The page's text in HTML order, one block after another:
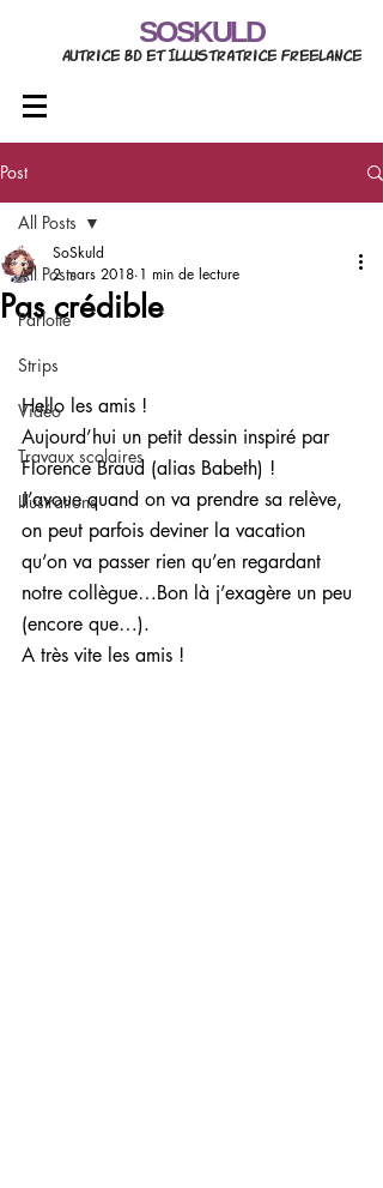
SOSKULD
Autrice BD et Illustratrice freelance
Post
All Posts
Parlotte
Strips
Vidéo
Travaux scolaires
Illustrations
All Posts
Pas crédible
SoSkuld
2 mars 2018 1 min de lecture
Hello les amis !
Aujourd’hui un petit dessin inspiré par
Florence Braud (alias Babeth) !
J’avoue quand on va prendre sa relève,
on peut parfois deviner la vacation
qu’on va passer rien qu’en regardant
notre collègue…Bon là j’exagère un peu
(encore que…).
A très vite les amis !